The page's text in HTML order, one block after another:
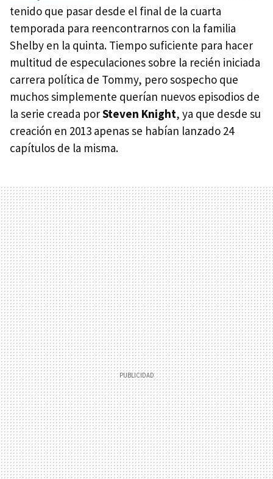
tenido que pasar desde el final de la cuarta
temporada para reencontrarnos con la familia
Shelby en la quinta. Tiempo suficiente para hacer
multitud de especulaciones sobre la recién iniciada
carrera política de Tommy, pero sospecho que
muchos simplemente querían nuevos episodios de
la serie creada porSteven Knight, ya que desde su
creación en 2013 apenas se habían lanzado 24
capítulos de la misma.